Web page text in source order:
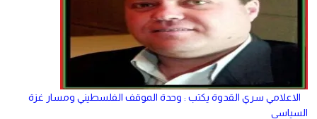
الاعلامي سري القدوة يكتب : وحدة الموقف الفلسطيني ومسار غزة
السياسي